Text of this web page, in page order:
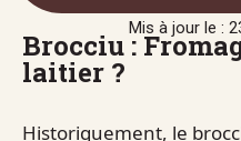
Mis à jour le :
Brocciu :
laitier ?
Historiquement, le